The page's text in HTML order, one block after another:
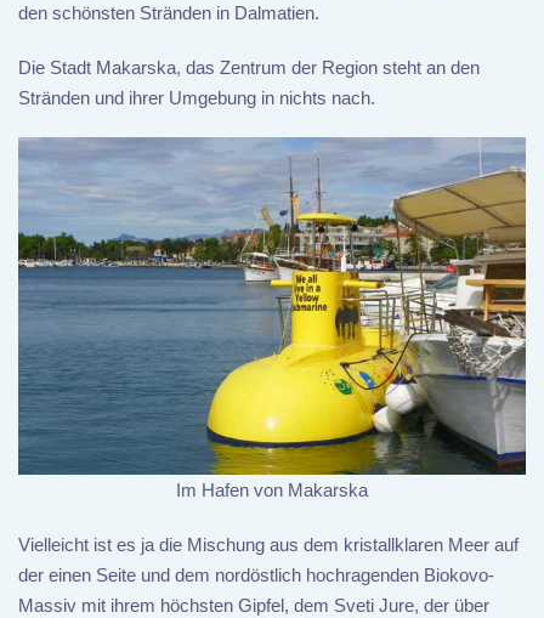
den schönsten Stränden in Dalmatien.
Die Stadt Makarska, das Zentrum der Region steht an den
Stränden und ihrer Umgebung in nichts nach.
Im Hafen von Makarska
Vielleicht ist es ja die Mischung aus dem kristallklaren Meer auf
der einen Seite und dem nordöstlich hochragenden Biokovo-
Massiv mit ihrem höchsten Gipfel, dem Sveti Jure, der über